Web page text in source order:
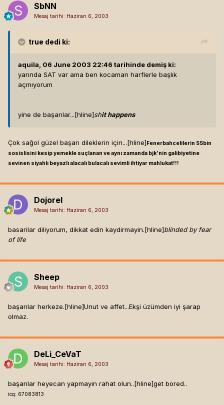
SbNN
Mesaj tarihi: Haziran 6, 2003
true dedi ki:
aquila, 06 June 2003 22:46 tarihinde demiş ki:
yarında SAT var ama ben kocaman harflerle başlık
açmıyorum
yine de başarılar...[hline]shit happens
Çok sağol güzel başarı dileklerin için...[hline] Fenerbahcelilerin 55bin
sosislisini kesip yemekle suçlanan ve aynı zamanda bjk'nin galibiyetine
sevinen siyahlı beyazlı alacalı bulacalı sevimli ihtiyar mahlukat!!!
Dojorel
Mesaj tarihi: Haziran 6, 2003
basarilar diliyorum, dikkat edin kaydirmayin.[hline]blinded by fear
of life
Sheep
Mesaj tarihi: Haziran 6, 2003
başarılar herkeze.[hline]Unut ve affet...Ekşi üzümden iyi şarap
olmaz.
DeLi_CeVaT
Mesaj tarihi: Haziran 6, 2003
başarılar heyecan yapmayın rahat olun..[hline]get bored..
icq: 67083813